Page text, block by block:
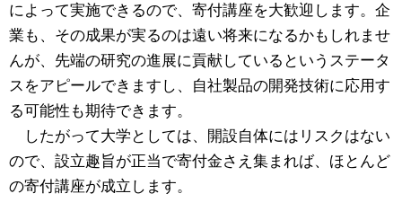
によって実施できるので、寄付講座を大歓迎します。企
業も、その成果が実るのは遠い将来になるかもしれませ
んが、先端の研究の進展に貢献しているというステータ
スをアピールできますし、自社製品の開発技術に応用す
る可能性も期待できます。
したがって大学としては、開設自体にはリスクはない
ので、設立趣旨が正当で寄付金さえ集まれば、ほとんど
の寄付講座が成立します。